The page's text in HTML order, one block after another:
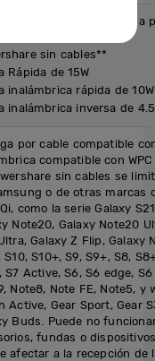
con la carga rápida
sin cables**
Rápida de 15W
inalámbrica rápida de 10W
inalámbrica inversa de
por cable compatible
compatible con WPC
sin cables se
o de otras marcas
Qi, como la serie Galaxy
Note20, Galaxy Note20
Galaxy Z Flip, Galaxy
S10, S10+, S9, S9+, S8,
S7 Active, S6, S6 edge,
Note8, Note FE, Note5, y
Active, Gear Sport, Gear
Buds. Puede no
fundas o
afectar a la recepción de